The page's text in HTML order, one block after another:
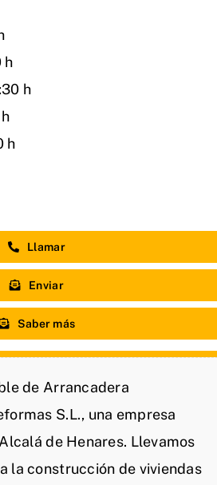
de Arrancadera
S.L., una empresa
de Henares. Llevamos
la construcción de viviendas
h
h
h
Llamar
Enviar
Saber más